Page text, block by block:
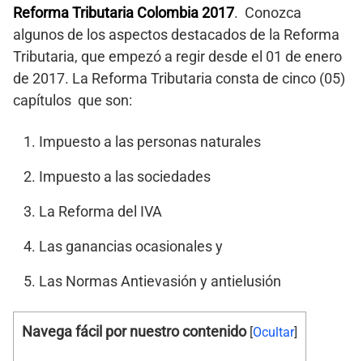
Reforma Tributaria Colombia 2017. Conozca
algunos de los aspectos destacados de la Reforma
Tributaria, que empezó a regir desde el 01 de enero
de 2017. La Reforma Tributaria consta de cinco (05)
capítulos que son:
Impuesto a las personas naturales
Impuesto a las sociedades
La Reforma del IVA
Las ganancias ocasionales y
Las Normas Antievasión y antielusión
Navega fácil por nuestro contenido [Ocultar]